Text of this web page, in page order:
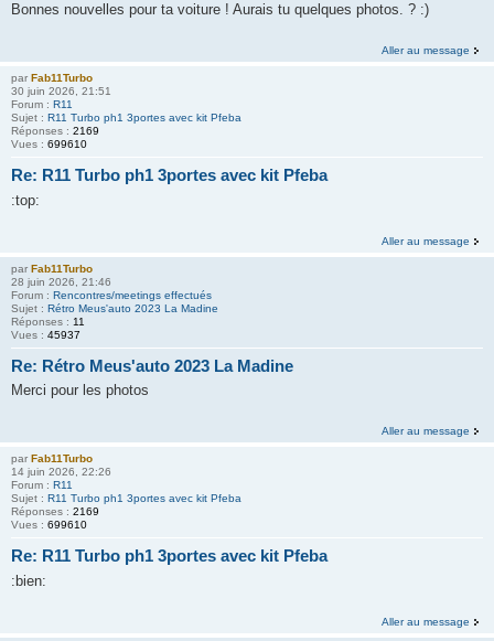
Bonnes nouvelles pour ta voiture ! Aurais tu quelques photos. ? :)
Aller au message
par Fab11Turbo
30 juin 2026, 21:51
Forum : R11
Sujet : R11 Turbo ph1 3portes avec kit Pfeba
Réponses : 2169
Vues : 699610
Re: R11 Turbo ph1 3portes avec kit Pfeba
:top:
Aller au message
par Fab11Turbo
28 juin 2026, 21:46
Forum : Rencontres/meetings effectués
Sujet : Rétro Meus'auto 2023 La Madine
Réponses : 11
Vues : 45937
Re: Rétro Meus'auto 2023 La Madine
Merci pour les photos
Aller au message
par Fab11Turbo
14 juin 2026, 22:26
Forum : R11
Sujet : R11 Turbo ph1 3portes avec kit Pfeba
Réponses : 2169
Vues : 699610
Re: R11 Turbo ph1 3portes avec kit Pfeba
:bien:
Aller au message